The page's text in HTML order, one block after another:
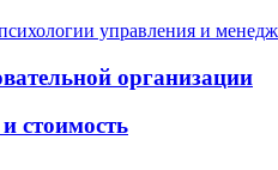
управления и
организации
стоимость